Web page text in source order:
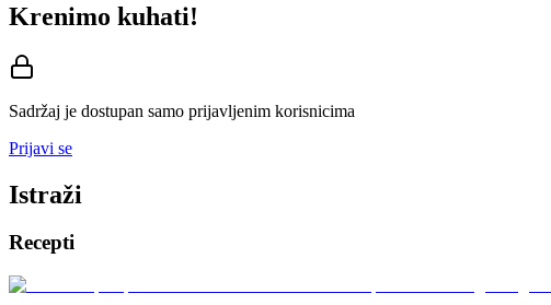
Krenimo kuhati!
Sadržaj je dostupan samo prijavljenim korisnicima
Prijavi se
Istraži
Recepti